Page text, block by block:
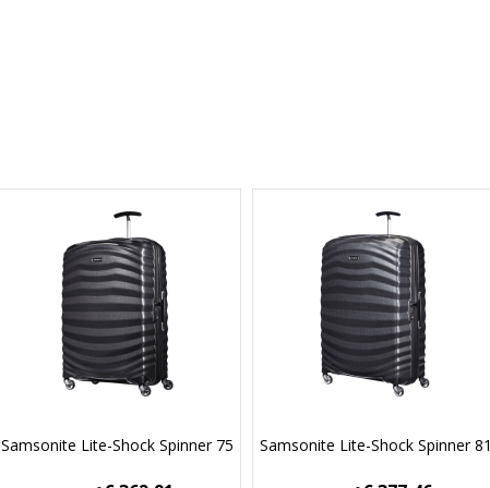
Samsonite Lite-Shock Spinner 75 Samsonite Lite-Shock Spinner 81